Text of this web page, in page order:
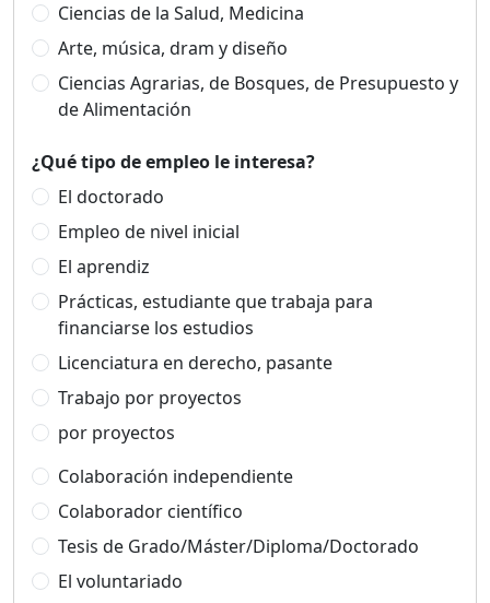
Ciencias de la Salud, Medicina
Arte, música, dram y diseño
Ciencias Agrarias, de Bosques, de Presupuesto y
de Alimentación
¿Qué tipo de empleo le interesa?
El doctorado
Empleo de nivel inicial
El aprendiz
Prácticas, estudiante que trabaja para
financiarse los estudios
Licenciatura en derecho, pasante
Trabajo por proyectos
por proyectos
Colaboración independiente
Colaborador científico
Tesis de Grado/Máster/Diploma/Doctorado
El voluntariado